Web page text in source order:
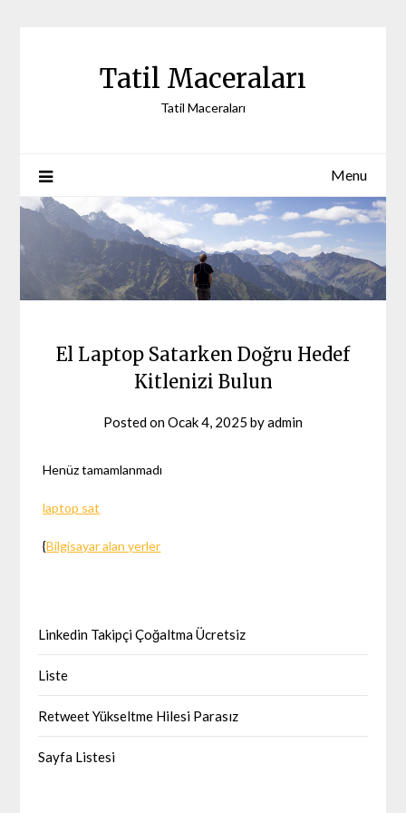
Tatil Maceraları
Tatil Maceraları
Menu
El Laptop Satarken Doğru Hedef
Kitlenizi Bulun
Posted onOcak 4, 2025 byadmin
Henüz tamamlanmadı
laptop sat
{Bilgisayar alan yerler
Linkedin Takipçi Çoğaltma Ücretsiz
Liste
Retweet Yükseltme Hilesi Parasız
Sayfa Listesi